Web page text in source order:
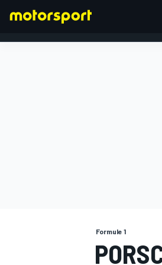
Formule 1